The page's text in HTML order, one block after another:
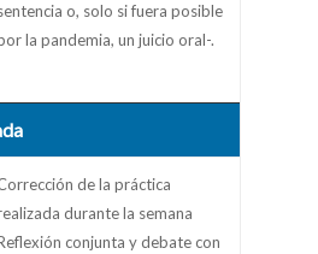
o, solo si fuera posible
la pandemia, un juicio oral-.
de la práctica
durante la semana
conjunta y debate con